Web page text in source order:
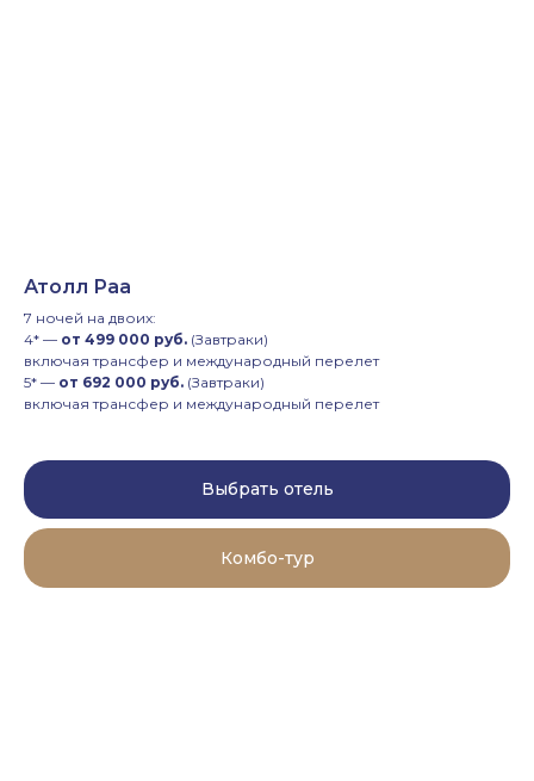
Атолл Раа
7 ночей на двоих:
4* — от 499 000 руб. (Завтраки)
включая трансфер и международный перелет
5* — от 692 000 руб. (Завтраки)
включая трансфер и международный перелет
Выбрать отель
Комбо-тур